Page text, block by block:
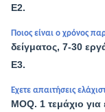
Ε2.
Ποιος είναι ο χρόνος
δείγματος, 7-30
Ε3.
Έχετε απαιτήσεις
MOQ. 1 τεμάχιο